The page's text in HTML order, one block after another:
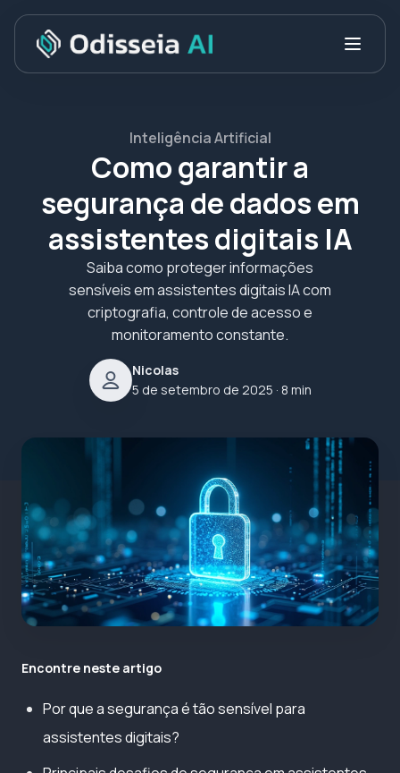
Inteligência Artificial
Como garantir a
segurança de dados em
assistentes digitais IA
Saiba como proteger informações
sensíveis em assistentes digitais IA com
criptografia, controle de acesso e
monitoramento constante.
Nicolas
5 de setembro de 2025 · 8 min
Encontre neste artigo
Por que a segurança é tão sensível para
assistentes digitais?